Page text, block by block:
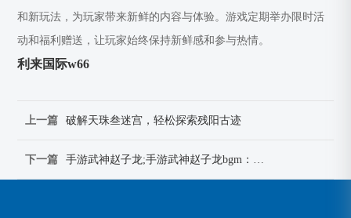
和新玩法，为玩家带来新鲜的内容与体验。游戏定期举办限时活
动和福利赠送，让玩家始终保持新鲜感和参与热情。
利来国际w66
上一篇 破解天珠叁迷宫，轻松探索残阳古迹
下一篇